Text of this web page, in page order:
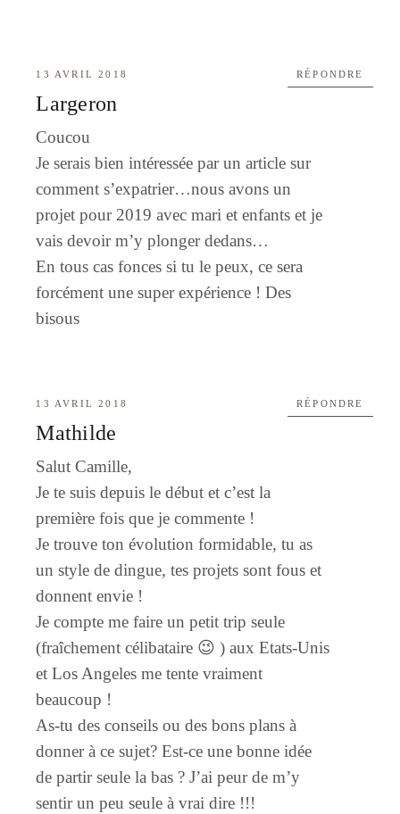
13 AVRIL 2018
Largeron
Coucou
Je serais bien intéressée par un article sur
comment s’expatrier…nous avons un
projet pour 2019 avec mari et enfants et je
vais devoir m’y plonger dedans…
En tous cas fonces si tu le peux, ce sera
forcément une super expérience ! Des
bisous
RÉPONDRE
13 AVRIL 2018
Mathilde
Salut Camille,
Je te suis depuis le début et c’est la
première fois que je commente !
Je trouve ton évolution formidable, tu as
un style de dingue, tes projets sont fous et
donnent envie !
Je compte me faire un petit trip seule
(fraîchement célibataire 😉 ) aux Etats-Unis
et Los Angeles me tente vraiment
beaucoup !
As-tu des conseils ou des bons plans à
donner à ce sujet? Est-ce une bonne idée
de partir seule la bas ? J’ai peur de m’y
sentir un peu seule à vrai dire !!!
RÉPONDRE